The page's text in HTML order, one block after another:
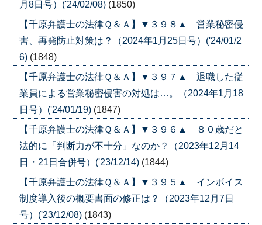
月8日号）('24/02/08) (1850)
【千原弁護士の法律Ｑ＆Ａ】▼３９８▲ 営業秘密侵
害、再発防止対策は？（2024年1月25日号）('24/01/2
6) (1848)
【千原弁護士の法律Ｑ＆Ａ】▼３９７▲ 退職した従
業員による営業秘密侵害の対処は…。（2024年1月18
日号）('24/01/19) (1847)
【千原弁護士の法律Ｑ＆Ａ】▼３９６▲ ８０歳だと
法的に「判断力が不十分」なのか？（2023年12月14
日・21日合併号）('23/12/14) (1844)
【千原弁護士の法律Ｑ＆Ａ】▼３９５▲ インボイス
制度導入後の概要書面の修正は？（2023年12月7日
号）('23/12/08) (1843)